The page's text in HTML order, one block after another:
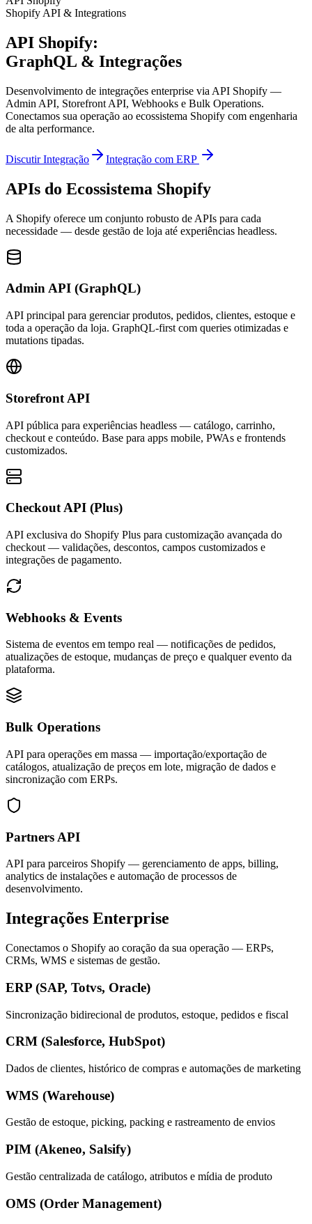
Shopify API & Integrations
API Shopify:
GraphQL & Integrações
Desenvolvimento de integrações enterprise via API Shopify —
Admin API, Storefront API, Webhooks e Bulk Operations.
Conectamos sua operação ao ecossistema Shopify com engenharia
de alta performance.
Discutir Integração Integração com ERP
APIs do Ecossistema Shopify
A Shopify oferece um conjunto robusto de APIs para cada
necessidade — desde gestão de loja até experiências headless.
Admin API (GraphQL)
API principal para gerenciar produtos, pedidos, clientes, estoque e
toda a operação da loja. GraphQL-first com queries otimizadas e
mutations tipadas.
Storefront API
API pública para experiências headless — catálogo, carrinho,
checkout e conteúdo. Base para apps mobile, PWAs e frontends
customizados.
Checkout API (Plus)
API exclusiva do Shopify Plus para customização avançada do
checkout — validações, descontos, campos customizados e
integrações de pagamento.
Webhooks & Events
Sistema de eventos em tempo real — notificações de pedidos,
atualizações de estoque, mudanças de preço e qualquer evento da
plataforma.
Bulk Operations
API para operações em massa — importação/exportação de
catálogos, atualização de preços em lote, migração de dados e
sincronização com ERPs.
Partners API
API para parceiros Shopify — gerenciamento de apps, billing,
analytics de instalações e automação de processos de
desenvolvimento.
Integrações Enterprise
Conectamos o Shopify ao coração da sua operação — ERPs,
CRMs, WMS e sistemas de gestão.
ERP (SAP, Totvs, Oracle)
Sincronização bidirecional de produtos, estoque, pedidos e fiscal
CRM (Salesforce, HubSpot)
Dados de clientes, histórico de compras e automações de marketing
WMS (Warehouse)
Gestão de estoque, picking, packing e rastreamento de envios
PIM (Akeneo, Salsify)
Gestão centralizada de catálogo, atributos e mídia de produto
OMS (Order Management)